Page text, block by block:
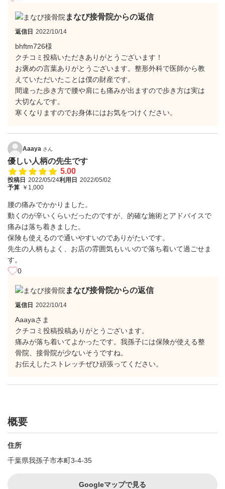
まなび接骨院からの返信
返信日 2022/10/14
bhftm726様
クチコミ投稿いただきありがとうございます！
お褒めの言葉ありがとうございます。整形外科で医師から教
えていただいたことは僕の財産です。
間違った歩き方で腰や肩にも痛みが出ますので歩き方は実は
大切なんです。
寒くなりますのでお身体にはお気をつけください。
Aaaya さん
優しい人柄の先生です
5.00
投稿日 2022/05/24利用日 2022/05/02
予算 ￥1,000
腰の痛みでかかりました。
動くのが辛いくらいだったのですが、的確な施術とアドバイスで
痛みは落ち着きました。
保険も使えるので通いやすいのでありがたいです。
先生の人柄もよく、お店の雰囲気もいいので落ち着いて過ごせま
す。
0
まなび接骨院からの返信
返信日 2022/10/14
Aaayaさま
クチコミ投稿投稿ありがとうございます。
痛みが落ち着いてよかったです。我孫子には保険が使える整
骨院、接骨院が少ないそうですね。
お伝えしたストレッチぜひ頑張ってください。
概要
住所
千葉県我孫子市本町3-4-35
Googleマップで見る